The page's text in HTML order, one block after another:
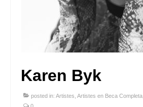
Karen Byk
posted in: Artistes Artistes en Beca Completa
0